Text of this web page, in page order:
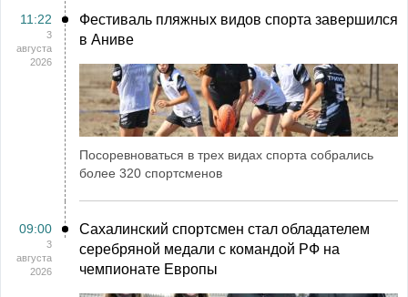
11:22
3
августа
2026
Фестиваль пляжных видов спорта завершился
в Аниве
Посоревноваться в трех видах спорта собрались
более 320 спортсменов
09:00
3
августа
2026
Сахалинский спортсмен стал обладателем
серебряной медали с командой РФ на
чемпионате Европы